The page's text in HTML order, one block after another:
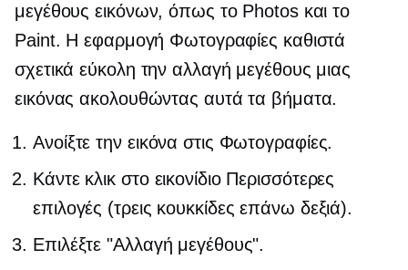
μεγέθους εικόνων, όπως το Photos και το
Paint. Η εφαρμογή Φωτογραφίες καθιστά
σχετικά εύκολη την αλλαγή μεγέθους μιας
εικόνας ακολουθώντας αυτά τα βήματα.
Ανοίξτε την εικόνα στις Φωτογραφίες.
Κάντε κλικ στο εικονίδιο Περισσότερες
επιλογές (τρεις κουκκίδες επάνω δεξιά).
Επιλέξτε "Αλλαγή μεγέθους".